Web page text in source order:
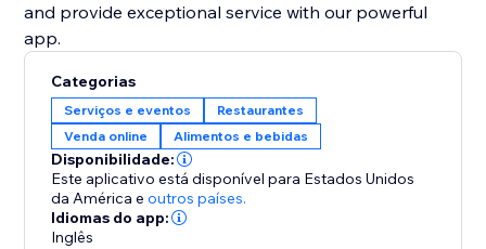
and provide exceptional service with our powerful
app.
Categorias
Serviços e eventos
Restaurantes
Venda online
Alimentos e bebidas
Disponibilidade:
Este aplicativo está disponível para Estados Unidos
da América e outros países.
Idiomas do app:
Inglês